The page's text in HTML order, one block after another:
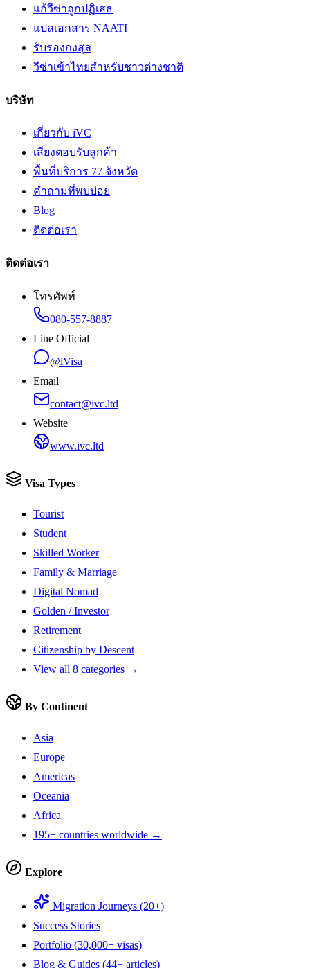
แก้วีซ่าถูกปฏิเสธ
แปลเอกสาร NAATI
รับรองกงสุล
วีซ่าเข้าไทยสำหรับชาวต่างชาติ
บริษัท
เกี่ยวกับ iVC
เสียงตอบรับลูกค้า
พื้นที่บริการ 77 จังหวัด
คำถามที่พบบ่อย
Blog
ติดต่อเรา
ติดต่อเรา
โทรศัพท์
080-557-8887
Line Official
@iVisa
Email
contact@ivc.ltd
Website
www.ivc.ltd
Visa Types
Tourist
Student
Skilled Worker
Family & Marriage
Digital Nomad
Golden / Investor
Retirement
Citizenship by Descent
View all 8 categories →
By Continent
Asia
Europe
Americas
Oceania
Africa
195+ countries worldwide →
Explore
Migration Journeys (20+)
Success Stories
Portfolio (30,000+ visas)
Blog & Guides (44+ articles)